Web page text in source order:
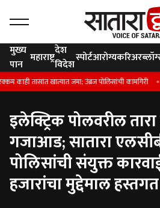
मुख्य
पान महाराष्ट्रदेश
विदेशस्पोर्टआरोग्यकरिअर
खात्यात जमा; उंब्रज पोलिसांची कामगिरी
इलेक्ट्रिक पोलवरील
गजाआड; सातारा
पोलिसांची संयुक्त
हजारांचा मुद्देमाल हस्तगत